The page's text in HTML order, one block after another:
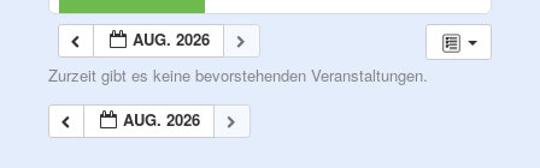
AUG. 2026
Zurzeit gibt es keine bevorstehenden Veranstaltungen.
AUG. 2026